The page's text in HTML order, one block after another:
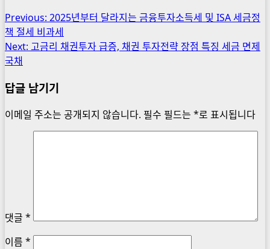
중...
Post
navigation
Previous: 2025년부터 달라지는 금융투자소득세 및 ISA 세금정
책 절세 비과세
Next: 고금리 채권투자 급증, 채권 투자전략 장점 특징 세금 면제
국채
답글 남기기
이메일 주소는 공개되지 않습니다. 필수 필드는 *로 표시됩니다
댓글 *
이름 *